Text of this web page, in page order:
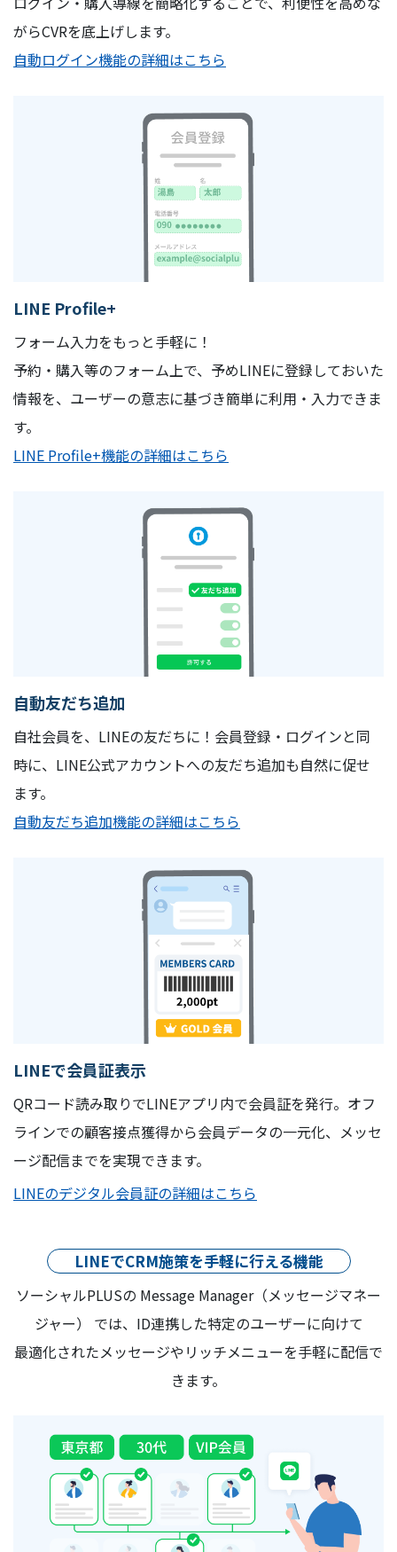
がらCVRを底上げします。
自動ログイン機能の詳細はこちら
LINE Profile+
フォーム入力をもっと手軽に！
予約・購入等のフォーム上で、予めLINEに登録しておいた
情報を、ユーザーの意志に基づき簡単に利用・入力できま
す。
LINE Profile+機能の詳細はこちら
自動友だち追加
自社会員を、LINEの友だちに！会員登録・ログインと同
時に、LINE公式アカウントへの友だち追加も自然に促せ
ます。
自動友だち追加機能の詳細はこちら
LINEで会員証表示
QRコード読み取りでLINEアプリ内で会員証を発行。オフ
ラインでの顧客接点獲得から会員データの一元化、メッセ
ージ配信までを実現できます。
LINEのデジタル会員証の詳細はこちら
LINEでCRM施策を手軽に行える機能
ソーシャルPLUSの Message Manager（メッセージマネー
ジャー） では、ID連携した特定のユーザーに向けて
最適化されたメッセージやリッチメニューを手軽に配信で
きます。